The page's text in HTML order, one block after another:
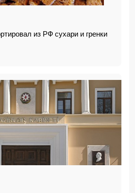
из РФ сухари и гренки